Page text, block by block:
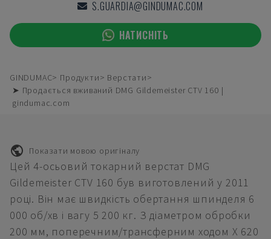
S.GUARDIA@GINDUMAC.COM
НАТИСНІТЬ
GINDUMAC Продукти
Верстати
➤ Продається вживаний DMG Gildemeister CTV 160 |
gindumac.com
Показати мовою оригіналу
Цей 4-осьовий токарний верстат DMG
Gildemeister CTV 160 був виготовлений у 2011
році. Він має швидкість обертання шпинделя 6
000 об/хв і вагу 5 200 кг. З діаметром обробки
200 мм, поперечним/трансферним ходом X 620